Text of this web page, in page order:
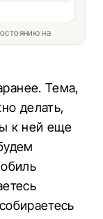
на
Тема,
делать,
к ней еще